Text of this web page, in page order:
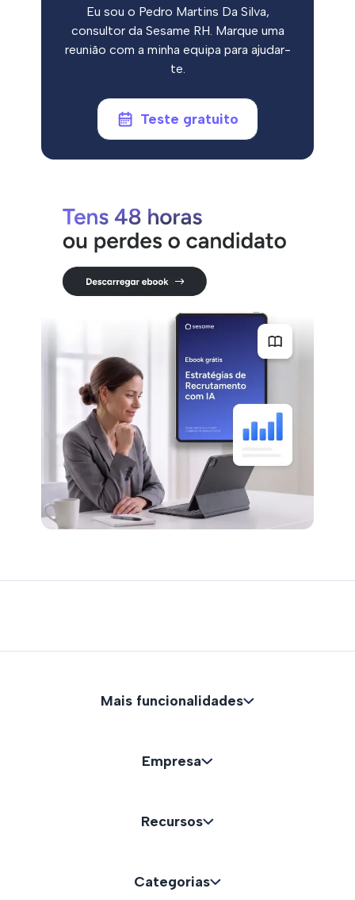
Eu sou o Pedro Martins Da Silva,
consultor da Sesame RH. Marque uma
reunião com a minha equipa para ajudar-
te.
Teste gratuito
Mais funcionalidades
Empresa
Recursos
Categorias